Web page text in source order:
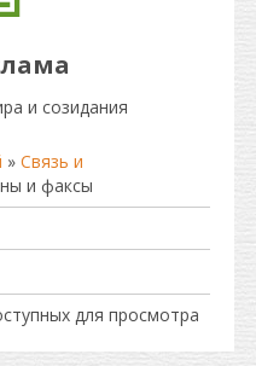
и созидания
» Связь и
и факсы
для просмотра